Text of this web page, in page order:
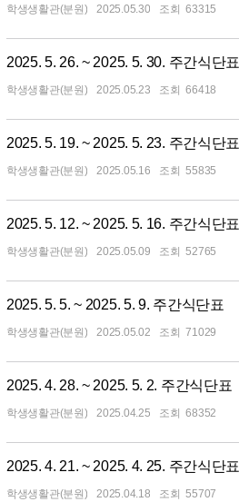
학생생활관(분원) 2025.05.30 63315
2025. 5. 26. ~ 2025. 5. 30. 주간식단표
학생생활관(분원) 2025.05.23 66418
2025. 5. 19. ~ 2025. 5. 23. 주간식단표
학생생활관(분원) 2025.05.16 55835
2025. 5. 12. ~ 2025. 5. 16. 주간식단표
학생생활관(분원) 2025.05.09 52765
2025. 5. 5. ~ 2025. 5. 9. 주간식단표
학생생활관(분원) 2025.05.02 71029
2025. 4. 28. ~ 2025. 5. 2. 주간식단표
학생생활관(분원) 2025.04.25 68352
2025. 4. 21. ~ 2025. 4. 25. 주간식단표
학생생활관(분원) 2025.04.18 55707